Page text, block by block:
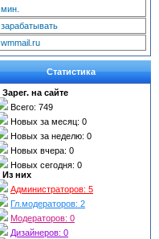
мин.
зарабатывать
wmmail.ru
Статистика
Зарег. на сайте
Всего: 749
Новых за месяц: 0
Новых за неделю: 0
Новых вчера: 0
Новых сегодня: 0
Из них
Администраторов: 5
Гл. модераторов: 2
Модераторов: 0
Дизайнеров: 0